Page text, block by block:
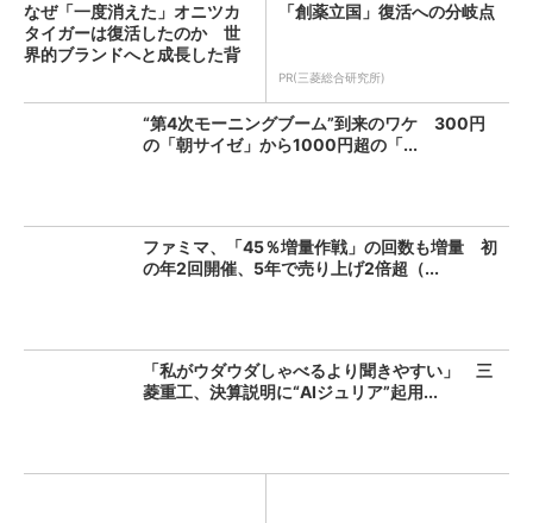
なぜ「一度消えた」オニツカ
タイガーは復活したのか 世
界的ブランドへと成長した背
「創薬立国」復活への分岐点
PR(三菱総合研究所)
“第4次モーニングブーム”到来のワケ 300円
の「朝サイゼ」から1000円超の「...
ファミマ、「45％増量作戦」の回数も増量 初
の年2回開催、5年で売り上げ2倍超（...
「私がウダウダしゃべるより聞きやすい」 三
菱重工、決算説明に“AIジュリア”起用...